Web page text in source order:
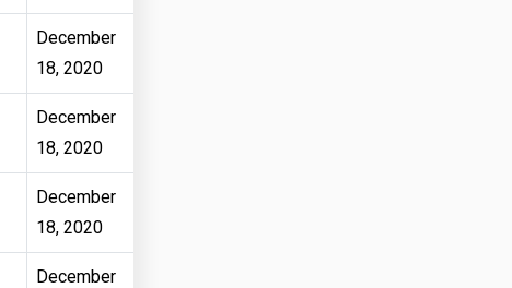
December
18, 2020
December
18, 2020
December
18, 2020
December